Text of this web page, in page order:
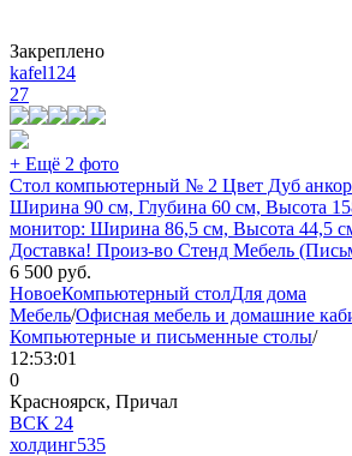
Закреплено
kafel124
27
+ Ещё 2 фото
Стол компьютерный № 2 Цвет Дуб анкор
Ширина 90 см, Глубина 60 см, Высота
монитор: Ширина 86,5 см, Высота 44,5
Доставка! Произ-во Стенд Мебель
6 500 руб.
НовоеКомпьютерный столДля дома
Мебель/Офисная мебель и домашние
Компьютерные и письменные столы/
12:53:01
0
Красноярск, Причал
ВСК 24
холдинг535